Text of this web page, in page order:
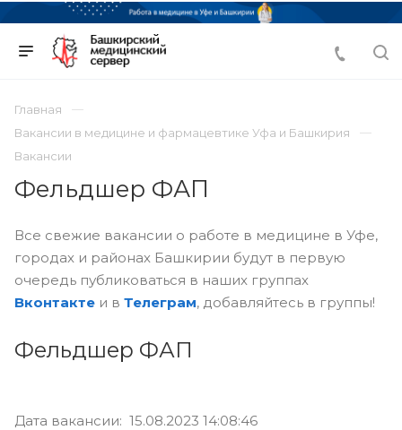
Главная
Вакансии в медицине и фармацевтике Уфа и Башкирия
Вакансии
Фельдшер ФАП
Все свежие вакансии о работе в медицине в Уфе,
городах и районах Башкирии будут в первую
очередь публиковаться в наших группах
Вконтакте и в Телеграм, добавляйтесь в группы!
Фельдшер ФАП
Дата вакансии: 15.08.2023 14:08:46